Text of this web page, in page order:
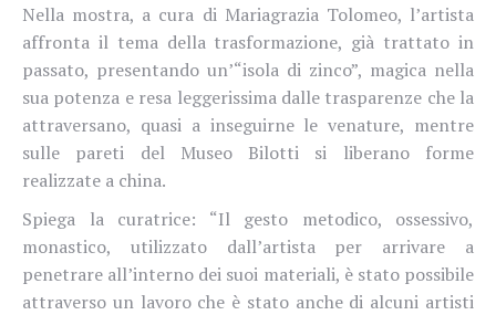
Nella mostra, a cura di Mariagrazia Tolomeo, l’artista
affronta il tema della trasformazione, già trattato in
passato, presentando un’“isola di zinco”, magica nella
sua potenza e resa leggerissima dalle trasparenze che la
attraversano, quasi a inseguirne le venature, mentre
sulle pareti del Museo Bilotti si liberano forme
realizzate a china.
Spiega la curatrice: “Il gesto metodico, ossessivo,
monastico, utilizzato dall’artista per arrivare a
penetrare all’interno dei suoi materiali, è stato possibile
attraverso un lavoro che è stato anche di alcuni artisti